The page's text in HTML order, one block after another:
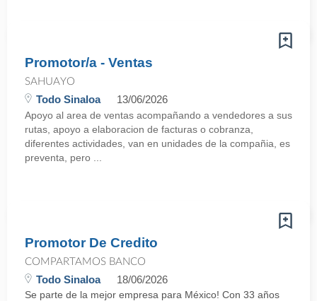
Promotor/a - Ventas
SAHUAYO
Todo Sinaloa 13/06/2026
Apoyo al area de ventas acompañando a vendedores a sus
rutas, apoyo a elaboracion de facturas o cobranza,
diferentes actividades, van en unidades de la compañia, es
preventa, pero ...
Promotor De Credito
COMPARTAMOS BANCO
Todo Sinaloa 18/06/2026
Se parte de la mejor empresa para México! Con 33 años